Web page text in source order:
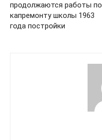
продолжаются работы по
капремонту школы 1963
года постройки